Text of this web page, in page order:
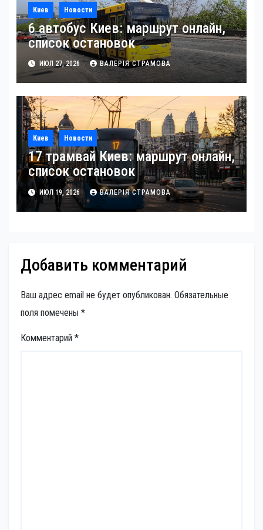
Киев Новости
6 автобус Киев: маршрут онлайн,
список остановок
ИЮЛ 27, 2026 ВАЛЕРІЯ СТРАМОВА
Киев Новости
17 трамвай Киев: маршрут онлайн,
список остановок
ИЮЛ 19, 2026 ВАЛЕРІЯ СТРАМОВА
Добавить комментарий
Ваш адрес email не будет опубликован. Обязательные
поля помечены *
Комментарий *